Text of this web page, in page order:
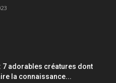
7 adorables créatures dont
la connaissance...